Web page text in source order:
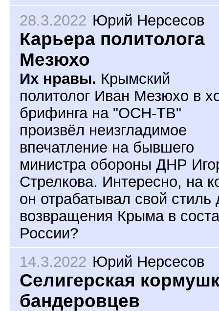
28.3.2022 Юрий Нерсесов
Карьера политолога
Мезюхо
Их нравы. Крымский
политолог Иван Мезюхо в
брифинга на "ОСН-ТВ"
произвёл неизгладимое
впечатление на бывшего
министра обороны ДНР
Стрелкова. Интересно, на
он отрабатывал свой стиль
возвращения Крыма в
России?
14.3.2022 Юрий Нерсесов
Селигерская
бандеровцев